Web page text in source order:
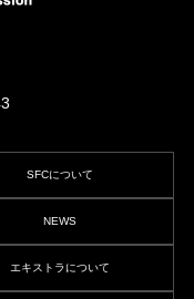
SFCについて
NEWS
エキストラについて